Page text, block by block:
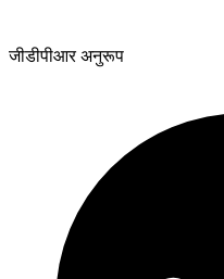
जीडीपीआर अनुरूप